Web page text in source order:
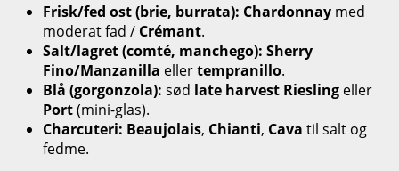
Frisk/fed ost (brie, burrata): Chardonnay med
moderat fad / Crémant.
Salt/lagret (comté, manchego): Sherry
Fino/Manzanilla ellertempranillo.
Blå (gorgonzola): sød late harvest Riesling eller
Port(mini-glas).
Charcuteri: Beaujolais, Chianti, Cava til salt og
fedme.